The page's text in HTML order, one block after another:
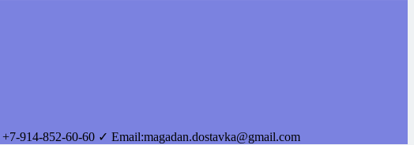
+7-914-852-60-60 ✓ Email:magadan.dostavka@gmail.com